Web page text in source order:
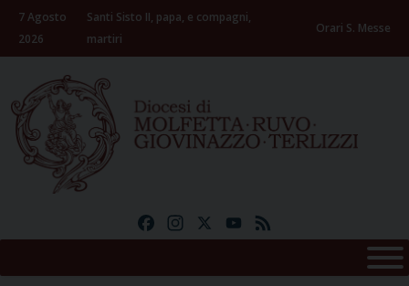
Skip
content
7 Agosto
2026
Santi Sisto II, papa, e compagni,
martiri
Orari S. Messe
FacebookInstagramYouTube